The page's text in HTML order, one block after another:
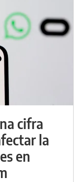
cifra
la
en